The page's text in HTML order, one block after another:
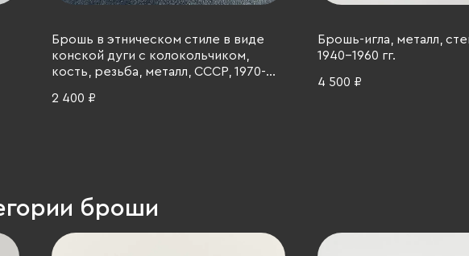
Брошь в этническом стиле в виде
конской дуги с колокольчиком,
кость, резьба, металл, СССР, 1970-
2 400 ₽
Брошь-игла, металл,
1940-1960 гг.
4 500 ₽
броши